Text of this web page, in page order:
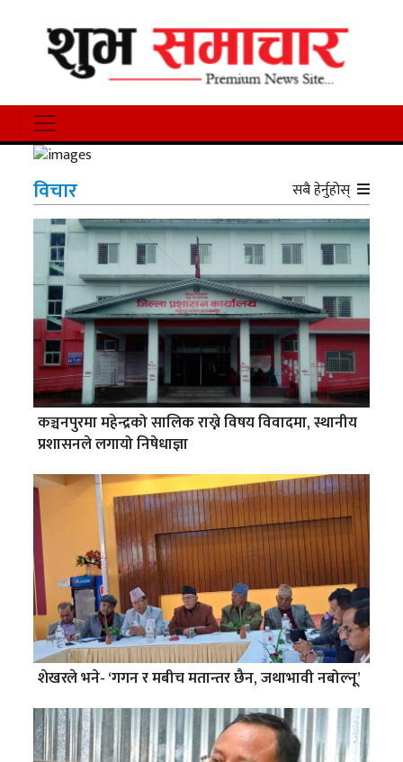
विचार सबै हेर्नुहोस्
कञ्चनपुरमा महेन्द्रको सालिक राख्ने विषय विवादमा, स्थानीय
प्रशासनले लगायो निषेधाज्ञा
शेखरले भने- ‘गगन र मबीच मतान्तर छैन, जथाभावी नबोल्नू’